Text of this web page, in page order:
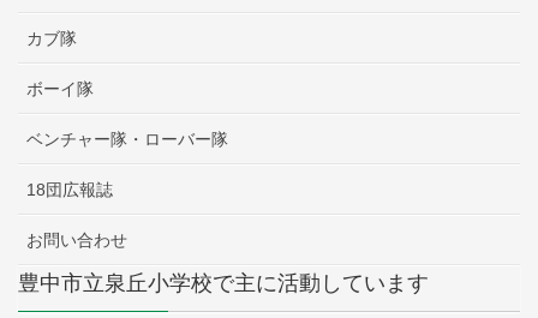
カブ隊
ボーイ隊
ベンチャー隊・ローバー隊
18団広報誌
お問い合わせ
豊中市立泉丘小学校で主に活動しています